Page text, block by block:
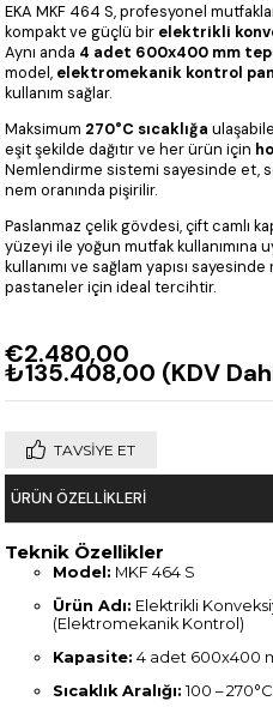
EKA MKF 464 S, profesyonel
kompakt ve güçlü bir elektrikli
Aynı anda 4 adet 600x400 mm
model, elektromekanik kontrol
kullanım sağlar.
Maksimum 270°C sıcaklığa
eşit şekilde dağıtır ve her ürün için
Nemlendirme sistemi sayesinde et,
nem oranında pişirilir.
Paslanmaz çelik gövdesi, çift camlı
yüzeyi ile yoğun mutfak kullanımına
kullanımı ve sağlam yapısı
pastaneler için ideal tercihtir.
€2.480,00
₺135.408,00 (KDV
TAVSIYE ET
ÜRÜN ÖZELLIKLERI
Teknik Özellikler
Model: MKF 464 S
Ürün Adı: Elektrikli
(Elektromekanik Kontrol)
Kapasite: 4 adet 600x400
Sıcaklık Aralığı: 100 – 270°C